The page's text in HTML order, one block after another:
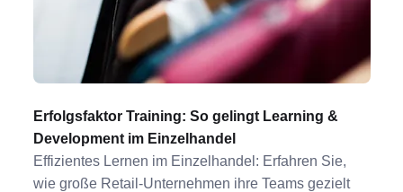
Erfolgsfaktor Training: So gelingt Learning &
Development im Einzelhandel
Effizientes Lernen im Einzelhandel: Erfahren Sie,
wie große Retail-Unternehmen ihre Teams gezielt